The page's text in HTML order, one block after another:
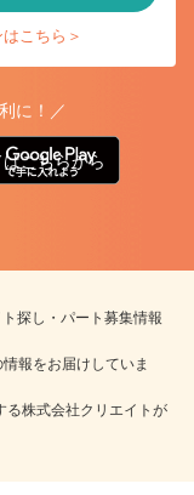
こちら＞
に！／
こちらから
探し・パート募集情報
報をお届けしていま
る株式会社クリエイトが